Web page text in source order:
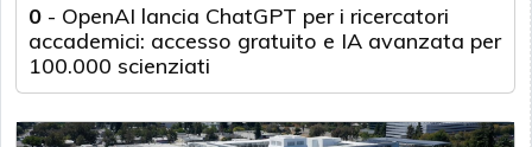
0 - OpenAI lancia ChatGPT per i ricercatori
accademici: accesso gratuito e IA avanzata per
100.000 scienziati